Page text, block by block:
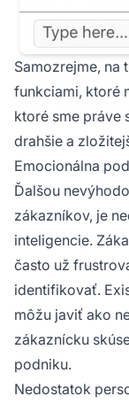
Samozrejme, na
funkciami, ktoré
ktoré sme práve
drahšie a
Emocionálna
Ďalšou
zákazníkov, je
inteligencie.
často už
identifikovať.
môžu javiť ako
zákaznícku
podniku.
Nedostatok